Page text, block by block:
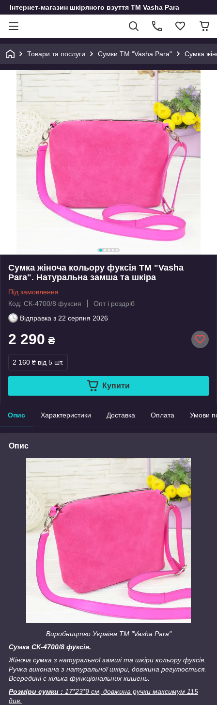
Інтернет-магазин шкіряного взуття ТМ Vasha Para
Товари та послуги Сумки ТМ "Vasha Para" Сумка
Сумка жіноча кольору фуксія ТМ "Vasha
Para". Натуральна замша та шкіра
Під замовлення
Код: СК-4700/8 фуксия
Опт і роздріб
Відправка з 22 серпня 2026
2 290 ₴
2 160 ₴ від 5 шт.
Купити
Опис Характеристики Доставка Оплата Умови
Опис
Виробництво Україна ТМ "Vasha Para"
Сумка СК-4700/8 фуксія.
Жіноча сумка з натуральної замші та шкіри кольору фуксія.
Ручка виконана з натуральної шкіри, довжина регулюється.
Всередині є кілька функціональних кишень.
Розміри сумки : 17*23*9 см, довжина ручки максимум 115
див.